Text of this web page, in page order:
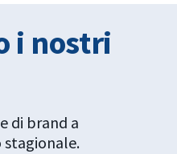
i nostri
di brand a
stagionale.